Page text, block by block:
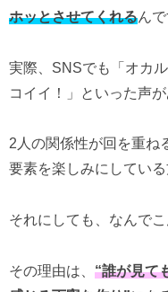
ホッとさせてくれるんで
実際、SNSでも「オカ
コイイ！」といった声が
2人の関係性が回を重ね
要素を楽しみにしている
それにしても、なんで
その理由は、 “誰が見て